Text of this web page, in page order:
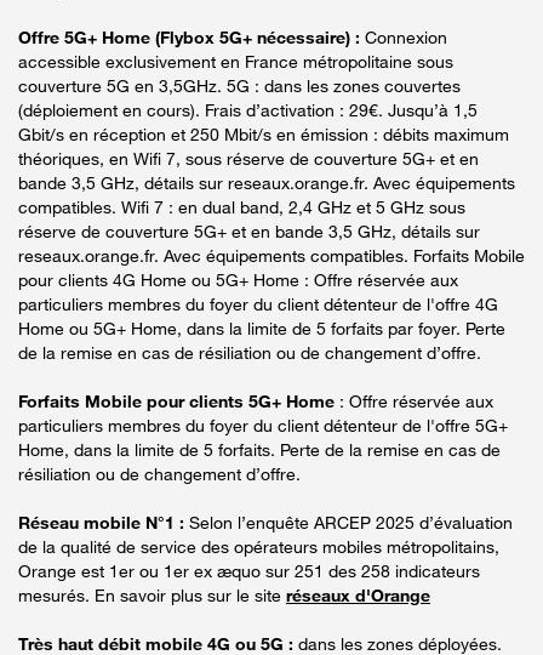
Offre 5G+ Home (Flybox 5G+ nécessaire) : Connexion
accessible exclusivement en France métropolitaine sous
couverture 5G en 3,5GHz. 5G : dans les zones couvertes
(déploiement en cours). Frais d’activation : 29€. Jusqu’à 1,5
Gbit/s en réception et 250 Mbit/s en émission : débits maximum
théoriques, en Wifi 7, sous réserve de couverture 5G+ et en
bande 3,5 GHz, détails sur reseaux.orange.fr. Avec équipements
compatibles. Wifi 7 : en dual band, 2,4 GHz et 5 GHz sous
réserve de couverture 5G+ et en bande 3,5 GHz, détails sur
reseaux.orange.fr. Avec équipements compatibles. Forfaits Mobile
pour clients 4G Home ou 5G+ Home : Offre réservée aux
particuliers membres du foyer du client détenteur de l'offre 4G
Home ou 5G+ Home, dans la limite de 5 forfaits par foyer. Perte
de la remise en cas de résiliation ou de changement d’offre.
Forfaits Mobile pour clients 5G+ Home : Offre réservée aux
particuliers membres du foyer du client détenteur de l'offre 5G+
Home, dans la limite de 5 forfaits. Perte de la remise en cas de
résiliation ou de changement d’offre.
Réseau mobile N°1 : Selon l’enquête ARCEP 2025 d’évaluation
de la qualité de service des opérateurs mobiles métropolitains,
Orange est 1er ou 1er ex æquo sur 251 des 258 indicateurs
mesurés. En savoir plus sur le site réseaux d'Orange
Très haut débit mobile 4G ou 5G : dans les zones déployées.